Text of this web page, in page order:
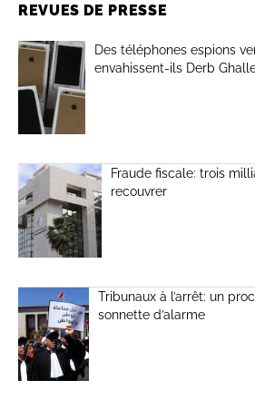
REVUES DE PRESSE
Des téléphones espions
envahissent-ils Derb
Fraude fiscale: trois
recouvrer
Tribunaux à l’arrêt: un
sonnette d’alarme